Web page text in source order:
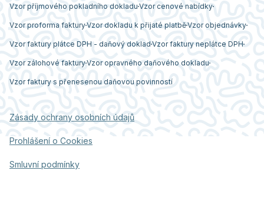
Vzor příjmového pokladního dokladu Vzor cenové nabídky
Vzor proforma fakturyVzor dokladu k přijaté platběVzor objednávky
Vzor faktury plátce DPH - daňový doklad Vzor faktury neplátce DPH
Vzor zálohové fakturyVzor opravného daňového dokladu
Vzor faktury s přenesenou daňovou povinností
Zásady ochrany osobních údajů
Prohlášení o Cookies
Smluvní podmínky